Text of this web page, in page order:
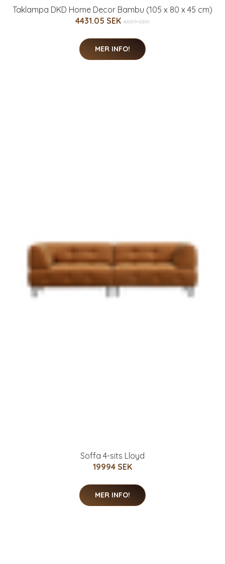
Taklampa DKD Home Decor Bambu (105 x 80 x 45 cm)
4431.05 SEK 4659 SEK
MER INFO!
Soffa 4-sits Lloyd
19994 SEK
MER INFO!